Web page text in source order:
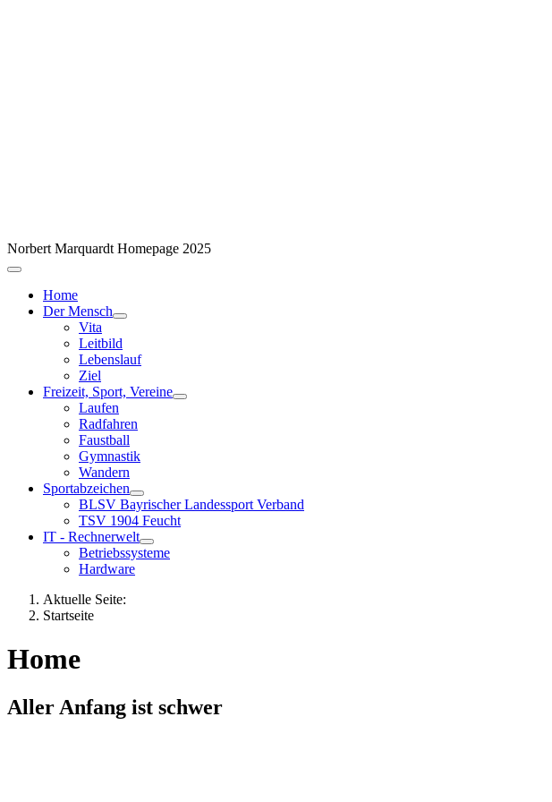
Norbert Marquardt Homepage 2025
Home
Der Mensch
Vita
Leitbild
Lebenslauf
Ziel
Freizeit, Sport, Vereine
Laufen
Radfahren
Faustball
Gymnastik
Wandern
Sportabzeichen
BLSV Bayrischer Landessport Verband
TSV 1904 Feucht
IT - Rechnerwelt
Betriebssysteme
Hardware
Aktuelle Seite:
Startseite
Home
Aller Anfang ist schwer